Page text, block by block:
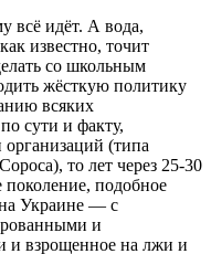
всё идёт. А вода,
известно, точит
со школьным
жёсткую политику
всяких
сути и факту,
(типа
то лет через 25-30
поколение, подобное
Украине — с
и
и взрощенное на лжи и